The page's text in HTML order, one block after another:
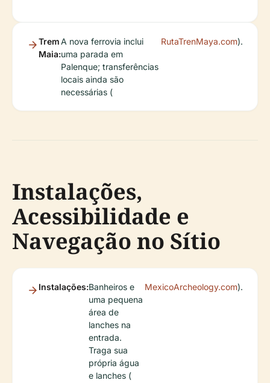
Trem
Maia:
A nova ferrovia inclui
uma parada em
Palenque; transferências
locais ainda são
necessárias (
RutaTrenMaya.com).
Instalações,
Acessibilidade e
Navegação no Sítio
Instalações:Banheiros e
uma pequena
área de
lanches na
entrada.
Traga sua
própria água
e lanches (
MexicoArcheology.com).